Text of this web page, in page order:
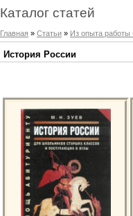
Каталог статей
Главная » Статьи » Из опыта работы
История России